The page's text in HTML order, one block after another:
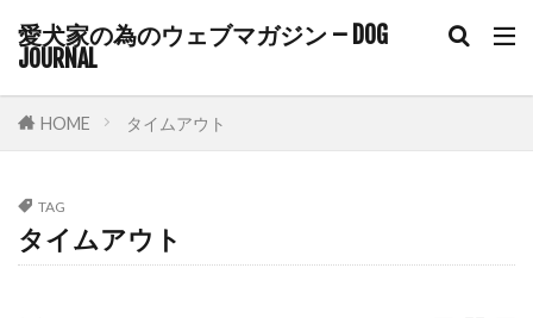
愛犬家の為のウェブマガジン – DOG
JOURNAL
トリーツトレーニング
トリート＆リトリート
ドックフード
ドッグフード
HOME タイムアウト
TAG
タイムアウト